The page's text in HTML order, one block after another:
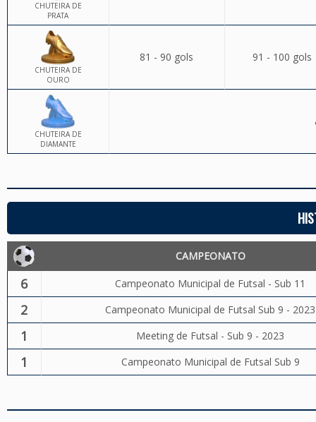
CHUTEIRA DE
PRATA
CHUTEIRA DE
OURO
81 - 90 gols 91 - 100 gols
CHUTEIRA DE
DIAMANTE
CAMPEONATO
6 Campeonato Municipal de Futsal - Sub 11
2 Campeonato Municipal de Futsal Sub 9 - 2023
1 Meeting de Futsal - Sub 9 - 2023
1 Campeonato Municipal de Futsal Sub 9